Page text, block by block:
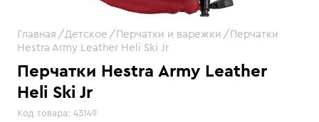
Перчатки Hestra Army Leather
Heli Ski Jr
Код товара: 43149
Главная Детское Перчатки и варежки
Перчатки
Hestra Army Leather Heli Ski Jr